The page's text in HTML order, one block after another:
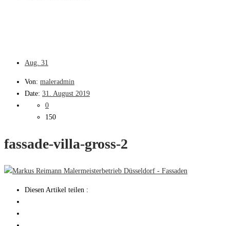
Aug. 31
Von: maleradmin
Date: 31. August 2019
0
150
fassade-villa-gross-2
Diesen Artikel teilen :